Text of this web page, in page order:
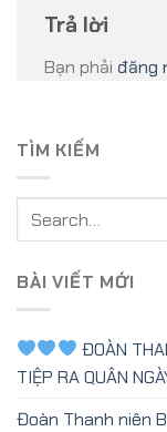
Trả lời
Bạn phải đăng
TÌM KIẾM
BÀI VIẾT MỚI
ĐOÀN
TIỆP RA QUÂN
Đoàn Thanh niên